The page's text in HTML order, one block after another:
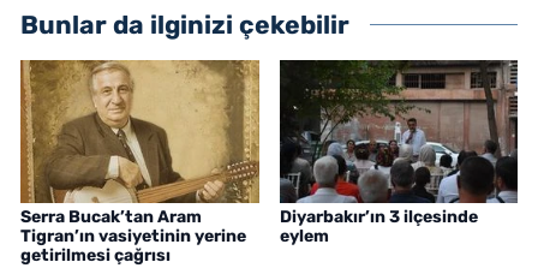
Bunlar da ilginizi çekebilir
Serra Bucak’tan Aram
Tigran’ın vasiyetinin yerine
getirilmesi çağrısı
Diyarbakır’ın 3 ilçesinde
eylem